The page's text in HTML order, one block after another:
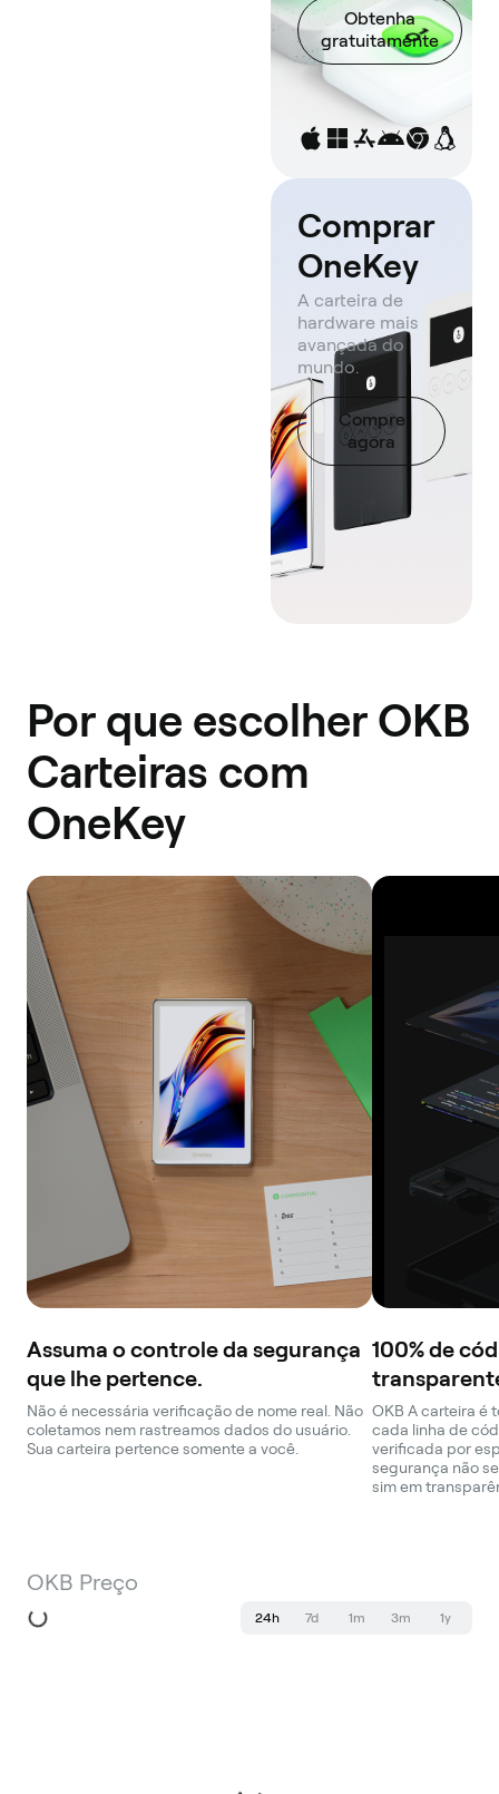
Obtenha
gratuitamente
Comprar
OneKey
A carteira de
hardware mais
avançada do
mundo.
Compre
agora
Por que escolher OKB
Carteiras com
OneKey
Assuma o controle da segurança
que lhe pertence.
Não é necessária verificação de nome real. Não
coletamos nem rastreamos dados do usuário.
Sua carteira pertence somente a você.
100% de
OKB A carteira é
cada linha de
verificada por
segurança não
sim em
OKB Preço
24h 7d 1m 3m 1y